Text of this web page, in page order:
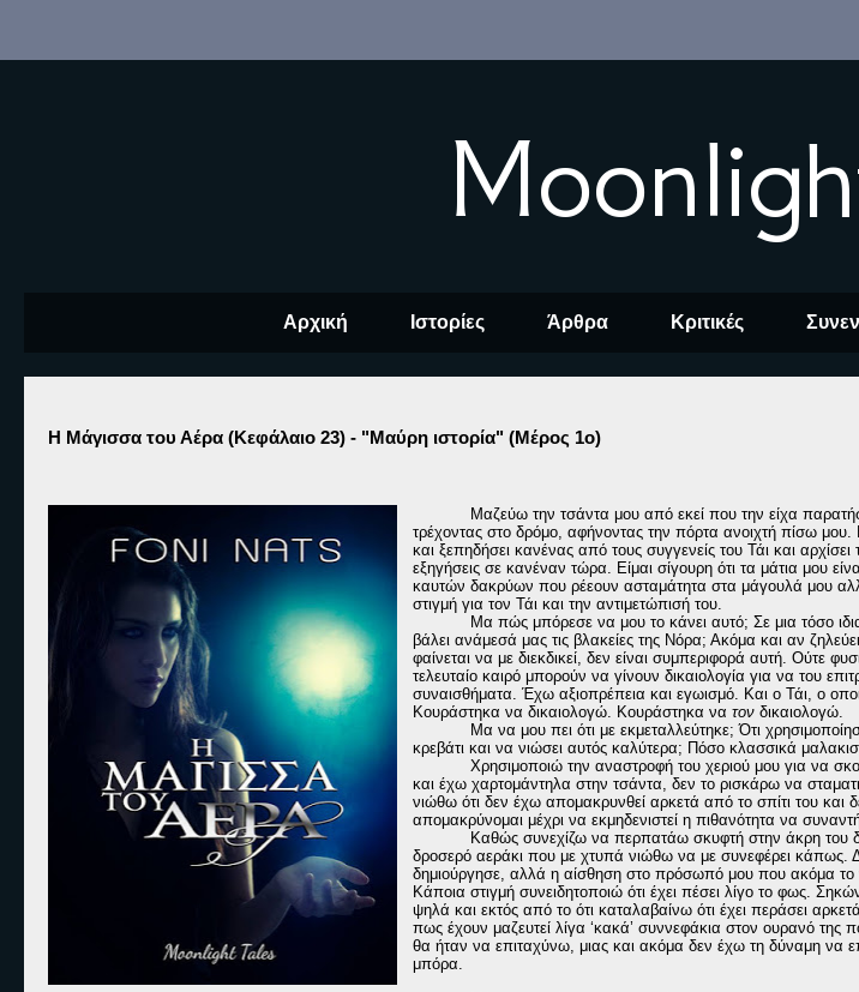
Αρχική Ιστορίες Άρθρα Κριτικές
Η Μάγισσα του Αέρα (Κεφάλαιο 23) - "Μαύρη ιστορία" (Μέρος 1ο)
Μαζεύω την τσάντα μου από εκεί που την είχα
τρέχοντας στο δρόμο, αφήνοντας την πόρτα ανοιχτή πίσω
και ξεπηδήσει κανένας από τους συγγενείς του Τάι και
εξηγήσεις σε κανέναν τώρα. Είμαι σίγουρη ότι τα μάτια μου
καυτών δακρύων που ρέεουν ασταμάτητα στα μάγουλά μου
στιγμή για τον Τάι και την αντιμετώπισή του.
Μα πώς μπόρεσε να μου το κάνει αυτό; Σε μια τόσο
βάλει ανάμεσά μας τις βλακείες της Νόρα; Ακόμα και αν
φαίνεται να με διεκδικεί, δεν είναι συμπεριφορά αυτή. Ούτε
τελευταίο καιρό μπορούν να γίνουν δικαιολογία για να του
συναισθήματα. Έχω αξιοπρέπεια και εγωισμό. Και ο Τάι, ο
Κουράστηκα να δικαιολογώ. Κουράστηκα να τον δικαιολογώ.
Μα να μου πει ότι με εκμεταλλεύτηκε; Ότι
κρεβάτι και να νιώσει αυτός καλύτερα; Πόσο κλασσικά
Χρησιμοποιώ την αναστροφή του χεριού μου για να
και έχω χαρτομάντηλα στην τσάντα, δεν το ρισκάρω να
νιώθω ότι δεν έχω απομακρυνθεί αρκετά από το σπίτι του και
απομακρύνομαι μέχρι να εκμηδενιστεί η πιθανότητα να
Καθώς συνεχίζω να περπατάω σκυφτή στην άκρη του
δροσερό αεράκι που με χτυπά νιώθω να με συνεφέρει κάπως.
δημιούργησε, αλλά η αίσθηση στο πρόσωπό μου που ακόμα το
Κάποια στιγμή συνειδητοποιώ ότι έχει πέσει λίγο το φως.
ψηλά και εκτός από το ότι καταλαβαίνω ότι έχει περάσει
πως έχουν μαζευτεί λίγα ‘κακά’ συννεφάκια στον ουρανό
θα ήταν να επιταχύνω, μιας και ακόμα δεν έχω τη δύναμη να
μπόρα.